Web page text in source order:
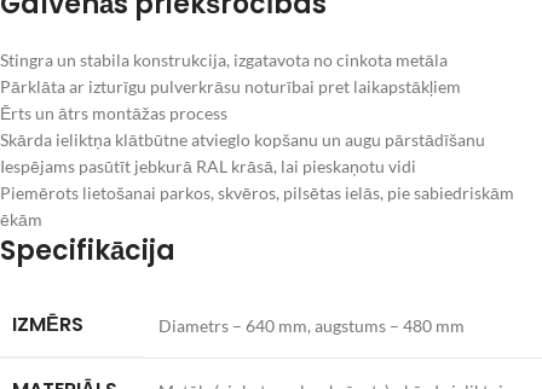
Stingra un stabila konstrukcija, izgatavota no cinkota metāla
Pārklāta ar izturīgu pulverkrāsu noturībai pret laikapstākļiem
Ērts un ātrs montāžas process
Skārda ieliktņa klātbūtne atvieglo kopšanu un augu pārstādīšanu
Iespējams pasūtīt jebkurā RAL krāsā, lai pieskaņotu vidi
Piemērots lietošanai parkos, skvēros, pilsētas ielās, pie sabiedriskām
ēkām
Specifikācija
IZMĒRS Diametrs – 640 mm, augstums – 480 mm